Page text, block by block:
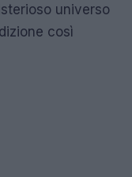
universo
così